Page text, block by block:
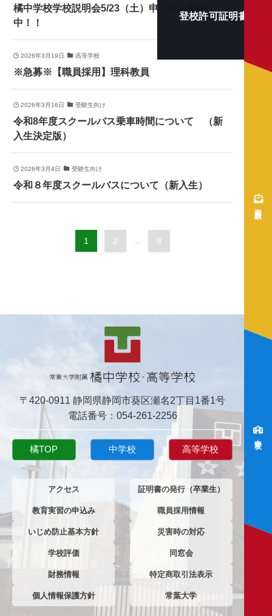
登校許可証明書
橘中学校学校説明会5/23（土）申し込み受付
中！！
2026年3月19日 高等学校
※急募※【職員採用】理科教員
2026年3月16日 受験生向け
令和8年度スクールバス乗車時間について （新
入生決定版）
2026年3月4日 受験生向け
令和８年度スクールバスについて（新入生）
1 2 ... 8
〒420-0911 静岡県静岡市葵区瀬名2丁目1番1号
電話番号：054-261-2256
橘TOP 中学校 高等学校
アクセス 証明書の発行（卒業生）
教育実習の申込み 職員採用情報
いじめ防止基本方針 災害時の対応
学校評価 同窓会
財務情報 特定商取引法表示
個人情報保護方針 常葉大学